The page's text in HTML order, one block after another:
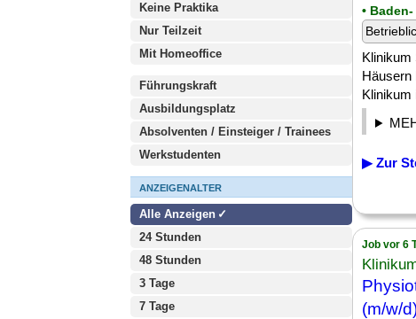
Keine Praktika
Nur Teilzeit
Mit Homeoffice
Führungskraft
Ausbildungsplatz
Absolventen / Einsteiger / Trainees
Werkstudenten
ANZEIGENALTER
Alle Anzeigen
24 Stunden
48 Stunden
3 Tage
7 Tage
•
Klinikum
Häusern
Klinikum
▶ Zur
Job vor 6
(m/w/